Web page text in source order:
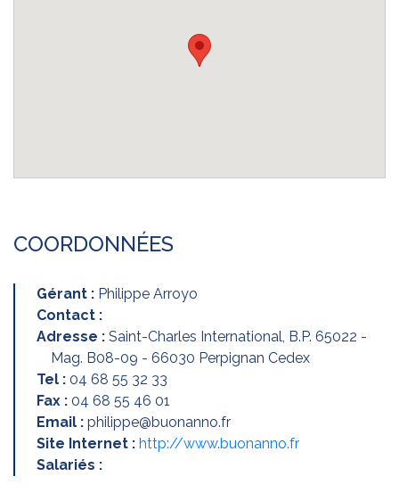
COORDONNÉES
Gérant : Philippe Arroyo
Contact :
Adresse : Saint-Charles International, B.P. 65022 -
Mag. B08-09 - 66030 Perpignan Cedex
Tel : 04 68 55 32 33
Fax : 04 68 55 46 01
Email : philippe@buonanno.fr
Site Internet : http://www.buonanno.fr
Salariés :